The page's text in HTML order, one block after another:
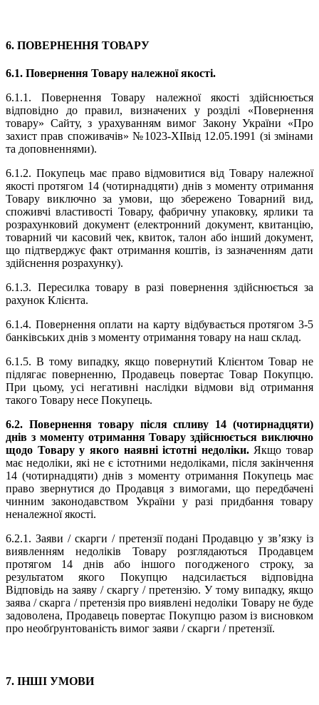
6. ПОВЕРНЕННЯ ТОВАРУ
6.1. Повернення Товару належної якості.
6.1.1. Повернення Товару належної якості здійснюється
відповідно до правил, визначених у розділі «Повернення
товару» Сайту, з урахуванням вимог Закону України «Про
захист прав споживачів» №1023-XIIвід 12.05.1991 (зі змінами
та доповненнями).
6.1.2. Покупець має право відмовитися від Товару належної
якості протягом 14 (чотирнадцяти) днів з моменту отримання
Товару виключно за умови, що збережено Товарний вид,
споживчі властивості Товару, фабричну упаковку, ярлики та
розрахунковий документ (електронний документ, квитанцію,
товарний чи касовий чек, квиток, талон або інший документ,
що підтверджує факт отримання коштів, із зазначенням дати
здійснення розрахунку).
6.1.3. Пересилка товару в разі повернення здійснюється за
рахунок Клієнта.
6.1.4. Повернення оплати на карту відбувається протягом 3-5
банківських днів з моменту отримання товару на наш склад.
6.1.5. В тому випадку, якщо повернутий Клієнтом Товар не
підлягає поверненню, Продавець повертає Товар Покупцю.
При цьому, усі негативні наслідки відмови від отримання
такого Товару несе Покупець.
6.2. Повернення товару після спливу 14 (чотирнадцяти)
днів з моменту отримання Товару здійснюється виключно
щодо Товару у якого наявні істотні недоліки.Якщо товар
має недоліки, які не є істотними недоліками, після закінчення
14 (чотирнадцяти) днів з моменту отримання Покупець має
право звернутися до Продавця з вимогами, що передбачені
чинним законодавством України у разі придбання товару
неналежної якості.
6.2.1. Заяви / скарги / претензії подані Продавцю у зв’язку із
виявленням недоліків Товару розглядаються Продавцем
протягом 14 днів або іншого погодженого строку, за
результатом якого Покупцю надсилається відповідна
Відповідь на заяву / скаргу / претензію. У тому випадку, якщо
заява / скарга / претензія про виявлені недоліки Товару не буде
задоволена, Продавець повертає Покупцю разом із висновком
про необґрунтованість вимог заяви / скарги / претензії.
7. ІНШІ УМОВИ